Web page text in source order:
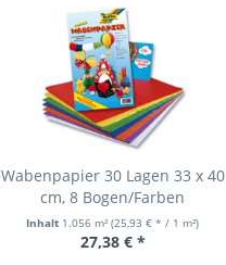
Wabenpapier 30 Lagen 33 x 40
cm, 8 Bogen/Farben
Inhalt 1.056 m²(25,93 € * / 1 m²)
27,38 € *